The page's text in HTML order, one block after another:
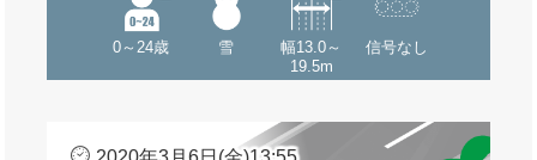
0～24歳 雪
幅13.0～
19.5m
信号なし